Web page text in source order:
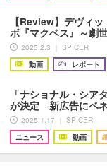
【Review】デヴィ
ボ『マクベス』～劇
2025.2.3 ｜ SPICER
動画
レポート
「ナショナル・シア
が決定 新広告にベ
2025.1.17 ｜ SPICER
ニュース
動画